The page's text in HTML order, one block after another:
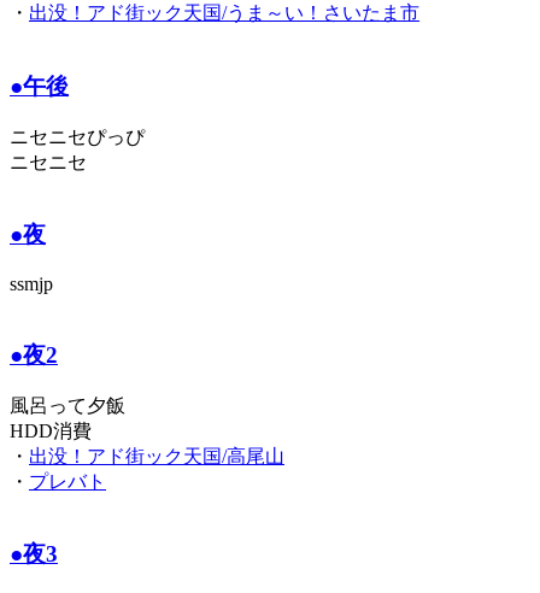
・ 出没！アド街ック天国/うま～い！さいたま市
●午後
ニセニセぴっぴ
ニセニセ
●夜
ssmjp
●夜2
風呂って夕飯
HDD消費
・ 出没！アド街ック天国/高尾山
・ プレバト
●夜3